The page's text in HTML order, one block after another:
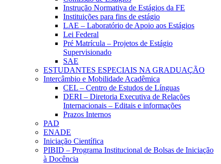
Instrução Normativa de Estágios da FE
Instituições para fins de estágio
LAE – Laboratório de Apoio aos Estágios
Lei Federal
Pré Matrícula – Projetos de Estágio
Supervisionado
SAE
ESTUDANTES ESPECIAIS NA GRADUAÇÃO
Intercâmbio e Mobilidade Acadêmica
CEL – Centro de Estudos de Línguas
DERI – Diretoria Executiva de Relações
Internacionais – Editais e informações
Prazos Internos
PAD
ENADE
Iniciação Científica
PIBID – Programa Institucional de Bolsas de Iniciação
à Docência